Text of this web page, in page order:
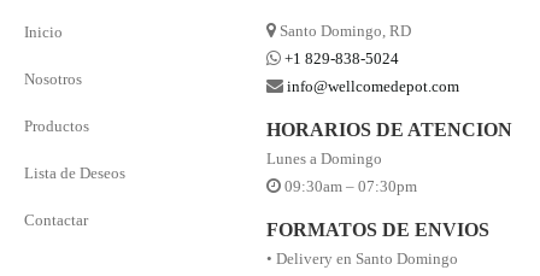
Inicio
Nosotros
Productos
Lista de Deseos
Contactar
Santo Domingo, RD
+1 829-838-5024
info@wellcomedepot.com
HORARIOS DE ATENCION
Lunes a Domingo
09:30am – 07:30pm
FORMATOS DE ENVIOS
• Delivery en Santo Domingo